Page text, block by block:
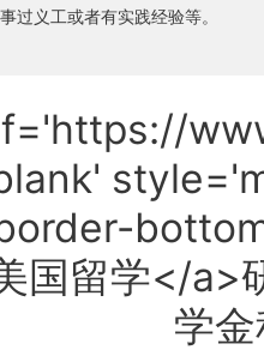
过义工或者有实践经验等。